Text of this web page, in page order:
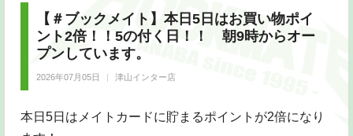
【＃ブックメイト】本日5日はお買い物ポイ
ント2倍！！5の付く日！！ 朝9時からオー
プンしています。
2026年07月05日 津山インター店
本日5日はメイトカードに貯まるポイントが2倍になり